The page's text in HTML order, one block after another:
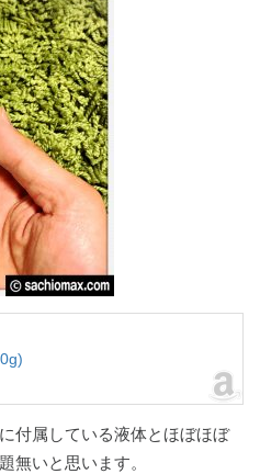
付属している液体とほぼほぼ
無いと思います。